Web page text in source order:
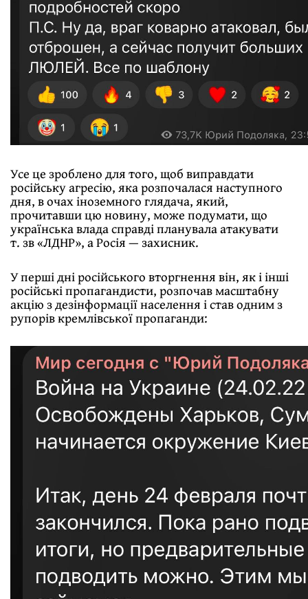
Усе це зроблено для того, щоб виправдати
російську агресію, яка розпочалася наступного
дня, в очах іноземного глядача, який,
прочитавши цю новину, може подумати, що
українська влада справді планувала атакувати
т. зв «ЛДНР», а Росія — захисник.
У перші дні російського вторгнення він, як і інші
російські пропагандисти, розпочав масштабну
акцію з дезінформації населення і став одним з
рупорів кремлівської пропаганди: